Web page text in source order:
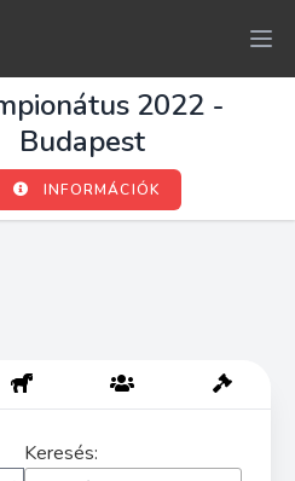
2022 -
Budapest
INFORMÁCIÓK
Keresés: